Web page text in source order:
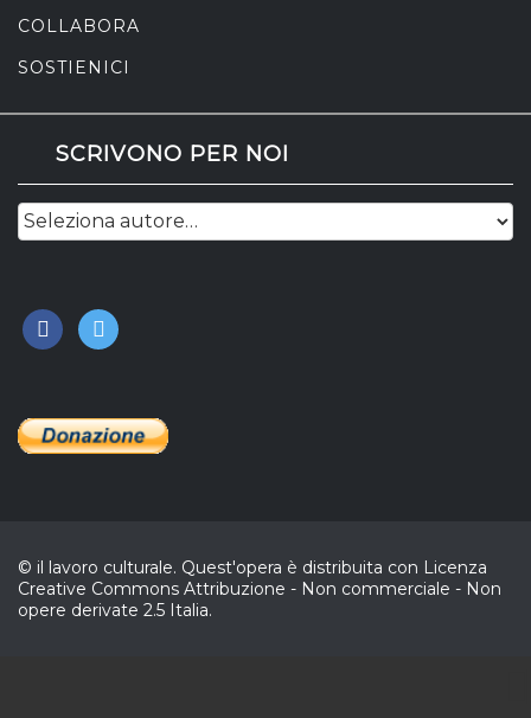
COLLABORA
SOSTIENICI
SCRIVONO PER NOI
facebook
twitter
© il lavoro culturale. Quest'opera è distribuita con Licenza
Creative Commons Attribuzione - Non commerciale - Non
opere derivate 2.5 Italia.